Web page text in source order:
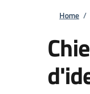
Home /